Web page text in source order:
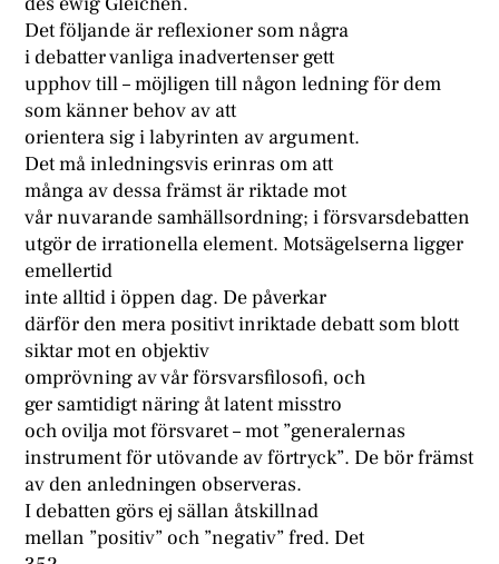
Det följande är reflexioner som några
i debatter vanliga inadvertenser gett
upphov till – möjligen till någon ledning för dem
som känner behov av att
orientera sig i labyrinten av argument.
Det må inledningsvis erinras om att
många av dessa främst är riktade mot
vår nuvarande samhällsordning; i försvarsdebatten
utgör de irrationella element. Motsägelserna ligger
emellertid
inte alltid i öppen dag. De påverkar
därför den mera positivt inriktade debatt som blott
siktar mot en objektiv
omprövning av vår försvarsfilosofi, och
ger samtidigt näring åt latent misstro
och ovilja mot försvaret – mot ”generalernas
instrument för utövande av förtryck”. De bör främst
av den anledningen observeras.
I debatten görs ej sällan åtskillnad
mellan ”positiv” och ”negativ” fred. Det